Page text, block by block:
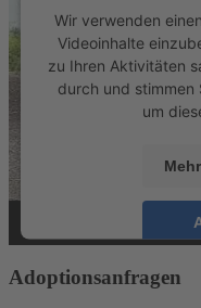
Wir verwenden
Videoinhalte
zu Ihren Aktivitäten
durch und stimmen
um
Adoptionsanfragen